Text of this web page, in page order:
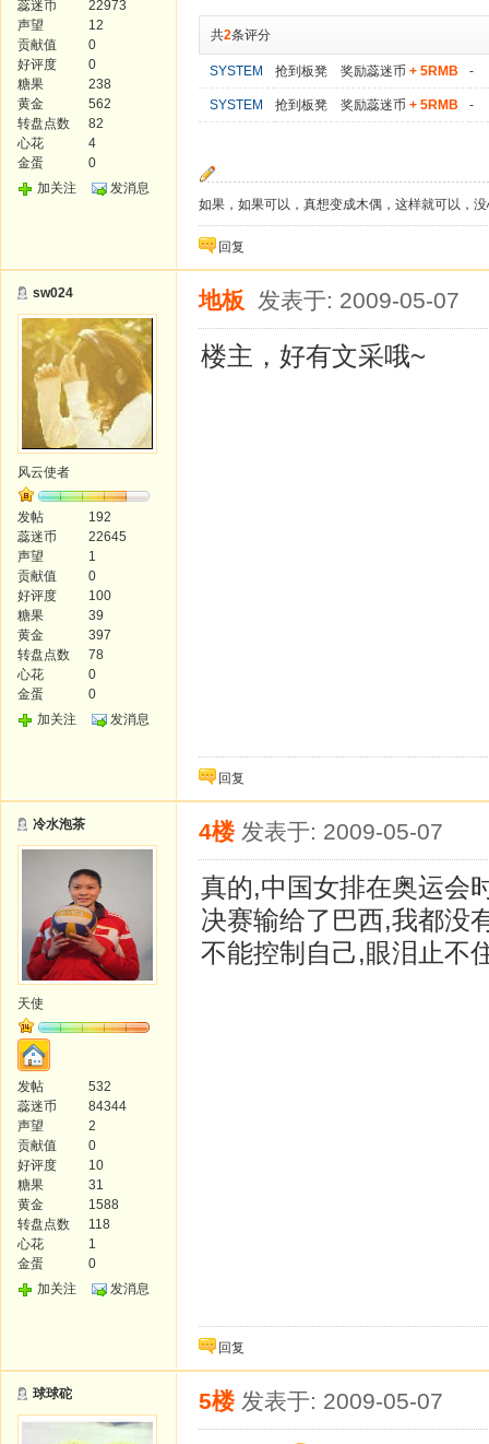
蕊迷币
22973
声望
12
贡献值
0
好评度
0
糖果
238
黄金
562
转盘点数
82
心花
4
金蛋
0
加关注
发消息
共2条评分
SYSTEM 抢到板凳 奖励蕊迷币 + 5RMB -
SYSTEM 抢到板凳 奖励蕊迷币 + 5RMB -
如果，如果可以，真想变成木偶，这样就可以，
回复
sw024
风云使者
发帖
192
蕊迷币
22645
声望
1
贡献值
0
好评度
100
糖果
39
黄金
397
转盘点数
78
心花
0
金蛋
0
加关注
发消息
地板 发表于: 2009-05-07
楼主，好有文采哦~
回复
冷水泡茶
天使
发帖
532
蕊迷币
84344
声望
2
贡献值
0
好评度
10
糖果
31
黄金
1588
转盘点数
118
心花
1
金蛋
0
加关注
发消息
4楼 发表于: 2009-05-07
真的,中国女排在奥运会
决赛输给了巴西,我都没
不能控制自己,眼泪止不
回复
球球砣 5楼 发表于: 2009-05-07